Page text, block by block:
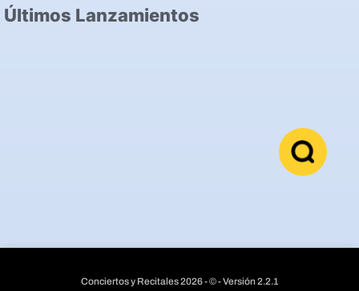
Últimos Lanzamientos
Conciertos y Recitales 2026 - © - Versión 2.2.1